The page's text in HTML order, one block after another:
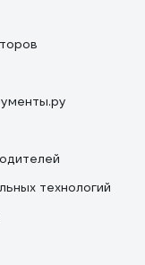
технологий